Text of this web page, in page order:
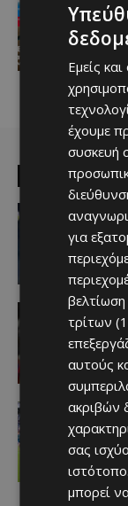
EDITOR
Εμείς
έχουμε
συσκευή
για
τρίτων
αυτούς
ακριβών
σας
μπορεί